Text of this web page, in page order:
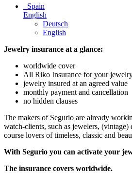
Spain
English
Deutsch
English
Jewelry insurance at a glance:
worldwide cover
All Riko Insurance for your
jewelry insured at an agreed value
monthly payment and cancellation
no hidden clauses
The makers of Segurio are already
watch-clients, such as jewelers, (vintage)
course lovers of timeless, classic and
With Segurio you can activate your
The insurance covers worldwide.